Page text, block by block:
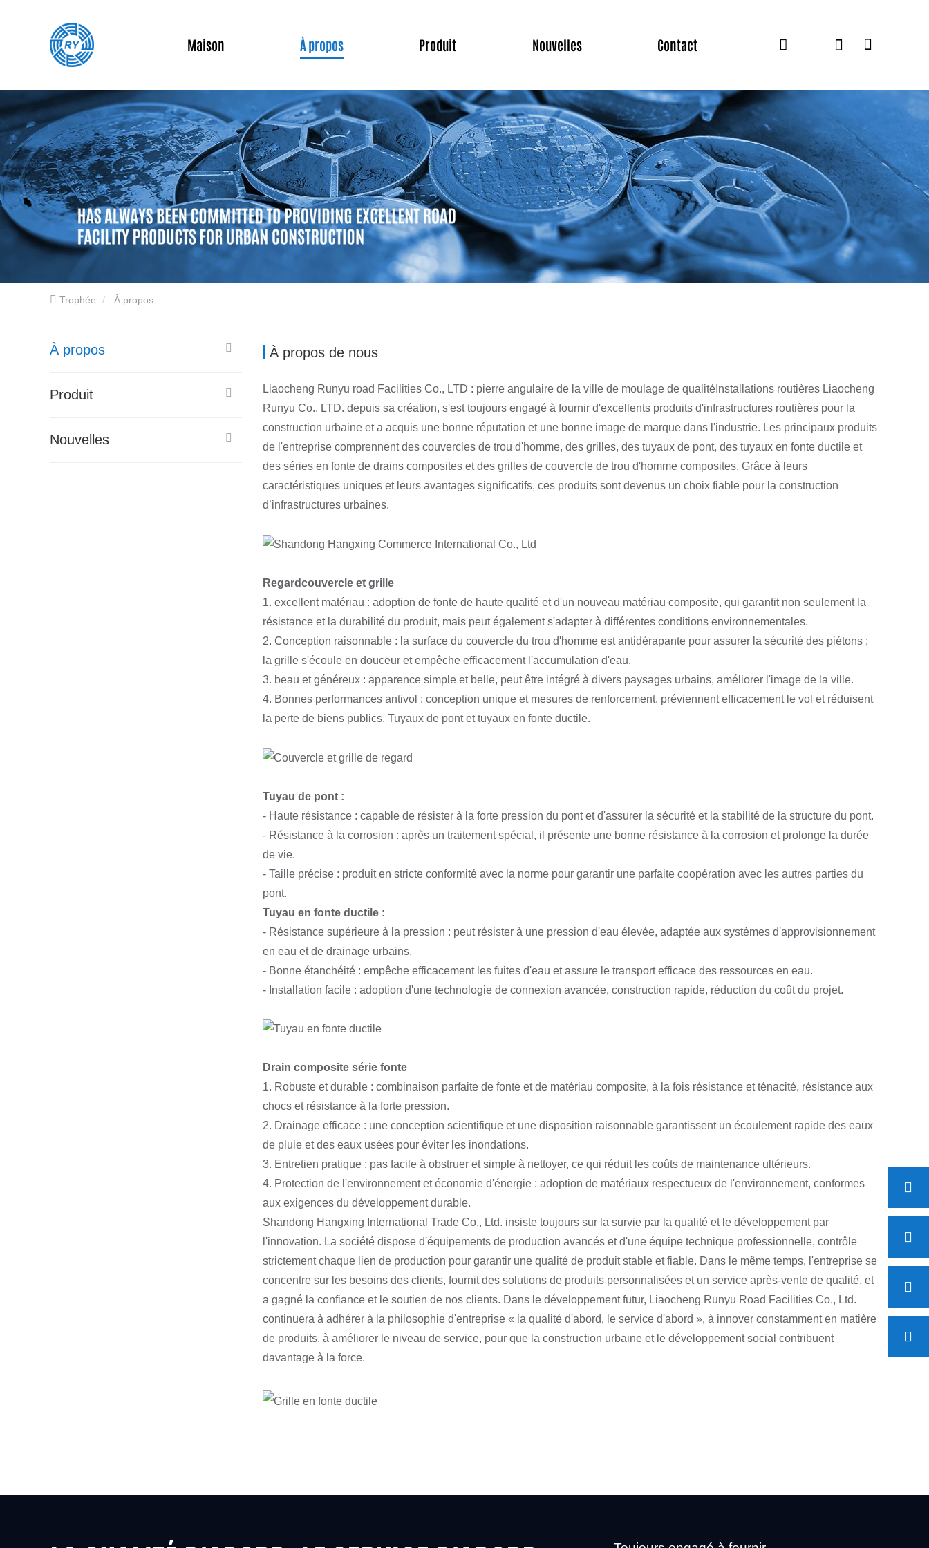
Maison À propos Produit Nouvelles Contact
Trophée À propos
À propos
Produit
Nouvelles
À propos de nous
Liaocheng Runyu road Facilities Co., LTD : pierre angulaire de la ville de moulage de qualitéInstallations routières Liaocheng
Runyu Co., LTD. depuis sa création, s'est toujours engagé à fournir d'excellents produits d'infrastructures routières pour la
construction urbaine et a acquis une bonne réputation et une bonne image de marque dans l'industrie. Les principaux produits
de l'entreprise comprennent des couvercles de trou d'homme, des grilles, des tuyaux de pont, des tuyaux en fonte ductile et
des séries en fonte de drains composites et des grilles de couvercle de trou d'homme composites. Grâce à leurs
caractéristiques uniques et leurs avantages significatifs, ces produits sont devenus un choix fiable pour la construction
d’infrastructures urbaines.
Regardcouvercle et grille
1. excellent matériau : adoption de fonte de haute qualité et d'un nouveau matériau composite, qui garantit non seulement la
résistance et la durabilité du produit, mais peut également s'adapter à différentes conditions environnementales.
2. Conception raisonnable : la surface du couvercle du trou d'homme est antidérapante pour assurer la sécurité des piétons ;
la grille s'écoule en douceur et empêche efficacement l'accumulation d'eau.
3. beau et généreux : apparence simple et belle, peut être intégré à divers paysages urbains, améliorer l'image de la ville.
4. Bonnes performances antivol : conception unique et mesures de renforcement, préviennent efficacement le vol et réduisent
la perte de biens publics. Tuyaux de pont et tuyaux en fonte ductile.
Tuyau de pont :
- Haute résistance : capable de résister à la forte pression du pont et d'assurer la sécurité et la stabilité de la structure du pont.
- Résistance à la corrosion : après un traitement spécial, il présente une bonne résistance à la corrosion et prolonge la durée
de vie.
- Taille précise : produit en stricte conformité avec la norme pour garantir une parfaite coopération avec les autres parties du
pont.
Tuyau en fonte ductile :
- Résistance supérieure à la pression : peut résister à une pression d'eau élevée, adaptée aux systèmes d'approvisionnement
en eau et de drainage urbains.
- Bonne étanchéité : empêche efficacement les fuites d'eau et assure le transport efficace des ressources en eau.
- Installation facile : adoption d'une technologie de connexion avancée, construction rapide, réduction du coût du projet.
Drain composite série fonte
1. Robuste et durable : combinaison parfaite de fonte et de matériau composite, à la fois résistance et ténacité, résistance aux
chocs et résistance à la forte pression.
2. Drainage efficace : une conception scientifique et une disposition raisonnable garantissent un écoulement rapide des eaux
de pluie et des eaux usées pour éviter les inondations.
3. Entretien pratique : pas facile à obstruer et simple à nettoyer, ce qui réduit les coûts de maintenance ultérieurs.
4. Protection de l'environnement et économie d'énergie : adoption de matériaux respectueux de l'environnement, conformes
aux exigences du développement durable.
Shandong Hangxing International Trade Co., Ltd. insiste toujours sur la survie par la qualité et le développement par
l'innovation. La société dispose d'équipements de production avancés et d'une équipe technique professionnelle, contrôle
strictement chaque lien de production pour garantir une qualité de produit stable et fiable. Dans le même temps, l'entreprise se
concentre sur les besoins des clients, fournit des solutions de produits personnalisées et un service après-vente de qualité, et
a gagné la confiance et le soutien de nos clients. Dans le développement futur, Liaocheng Runyu Road Facilities Co., Ltd.
continuera à adhérer à la philosophie d'entreprise « la qualité d'abord, le service d'abord », à innover constamment en matière
de produits, à améliorer le niveau de service, pour que la construction urbaine et le développement social contribuent
davantage à la force.